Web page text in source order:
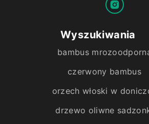
Wyszukiwania
bambus
czerwony bambus
orzech włoski w
drzewo oliwne